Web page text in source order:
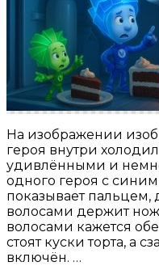
На изображении
героя внутри
удивлёнными и
одного героя с
показывает пальцем,
волосами держит
волосами кажется
стоят куски торта, а
включён. …